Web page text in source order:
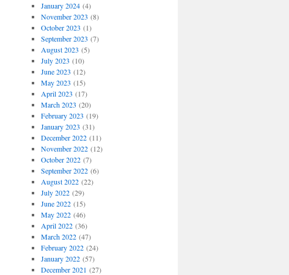
January 2024(4)
November 2023 (8)
October 2023 (1)
September 2023 (7)
August 2023 (5)
July 2023 (10)
June 2023 (12)
May 2023 (15)
April 2023 (17)
March 2023 (20)
February 2023 (19)
January 2023 (31)
December 2022(11)
November 2022(12)
October 2022(7)
September 2022(6)
August 2022(22)
July 2022(29)
June 2022(15)
May 2022(46)
April 2022(36)
March 2022(47)
February 2022(24)
January 2022(57)
December 2021 (27)